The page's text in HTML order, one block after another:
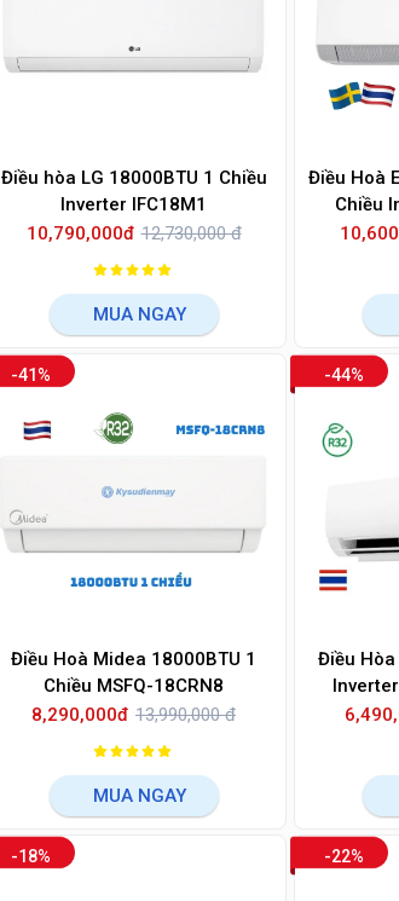
Điều hòa LG 18000BTU 1 Chiều
Inverter IFC18M1
10,790,000đ 12,730,000 đ
MUA NGAY
Điều Hoà
Chiều
Điều Hoà Midea 18000BTU 1
Chiều MSFQ-18CRN8
8,290,000đ 13,990,000 đ
-41%
MUA NGAY
Điều Hòa
Inverter
-44%
-18% -22%